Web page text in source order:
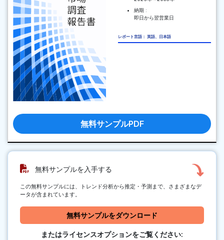
納期 :
即日から翌営業日
レポート言語： 英語、日本語
無料サンプルPDF
無料サンプルを入手する
この無料サンプルには、トレンド分析から推定・予測まで、さまざまなデ
ータが含まれています。
無料サンプルをダウンロード
またはライセンスオプションをご覧ください: